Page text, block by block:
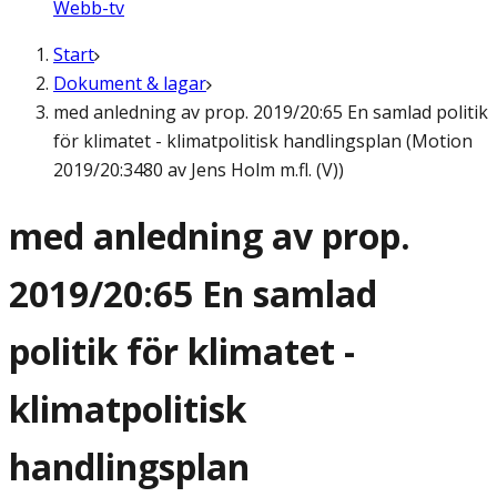
Webb-tv
Start
Dokument & lagar
med anledning av prop. 2019/20:65 En samlad politik
för klimatet - klimatpolitisk handlingsplan (Motion
2019/20:3480 av Jens Holm m.fl. (V))
med anledning av prop.
2019/20:65 En samlad
politik för klimatet -
klimatpolitisk
handlingsplan